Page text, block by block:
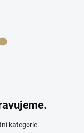
kategorie.